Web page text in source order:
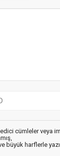
cümleler veya
büyük harflerle